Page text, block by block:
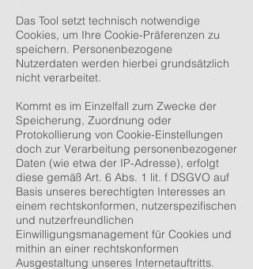
Das Tool setzt technisch notwendige
Cookies, um Ihre Cookie-Präferenzen zu
speichern. Personenbezogene
Nutzerdaten werden hierbei grundsätzlich
nicht verarbeitet.
Kommt es im Einzelfall zum Zwecke der
Speicherung, Zuordnung oder
Protokollierung von Cookie-Einstellungen
doch zur Verarbeitung personenbezogener
Daten (wie etwa der IP-Adresse), erfolgt
diese gemäß Art. 6 Abs. 1 lit. f DSGVO auf
Basis unseres berechtigten Interesses an
einem rechtskonformen, nutzerspezifischen
und nutzerfreundlichen
Einwilligungsmanagement für Cookies und
mithin an einer rechtskonformen
Ausgestaltung unseres Internetauftritts.